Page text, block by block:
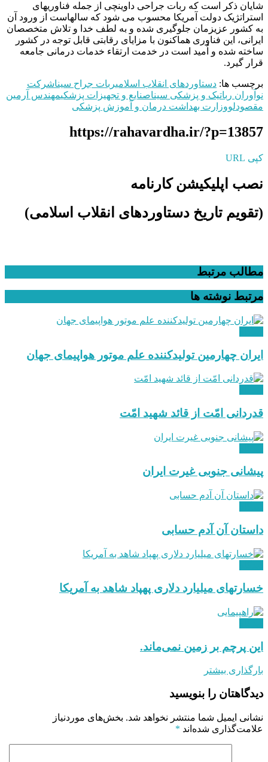
شایان ذکر است که ربات جراحی داوینچی از جمله فناوریهای
استراتژیک دولت آمریکا محسوب می شود که سالهاست از ورود آن
به کشور عزیزمان جلوگیری شده و به لطف خدا و تلاش متخصصان
ایرانی، این فناوری هماکنون با مزایای رقابتی قابل توجه در کشور
ساخته شده و اُمید است در خدمت ارتقاء خدمات درمانی جامعه
قرار گیرد.
برچسب ها: دستاوردهای انقلاب اسلامیربات جراح سیناشرکت
نوآوران رباتیک و پزشکی سیناصنایع و تجهیزات پزشکیمهندس آرمين
مقصودلووزارت بهداشت درمان و آموزش پزشکی
https://rahavardha.ir/?p=13857
کپی URL
نصب اپلیکیشن کارنامه
(تقویم تاریخ دستاوردهای انقلاب اسلامی​)
مطالب مرتبط
مرتبط نوشته ها
ایران چهارمین تولیدکننده علم موتور هواپیمای جهان
قدردانی امّت از قائد شهید امّت
پیشانی جنوبی غیرت ایران
داستان آن آدم حسابی
خسارتهای میلیارد دلاری پهپاد شاهد به آمریکا
این پرچم بر زمین نمی‌ماند.
بارگذاری بیشتر
دیدگاهتان را بنویسید
نشانی ایمیل شما منتشر نخواهد شد. بخش‌های موردنیاز
علامت‌گذاری شده‌اند *